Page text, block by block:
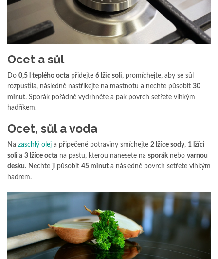
Ocet a sůl
Do 0,5 l teplého octa přidejte 6 lžic soli, promíchejte, aby se sůl
rozpustila, následně nastříkejte na mastnotu a nechte působit 30
minut. Sporák pořádně vydrhněte a pak povrch setřete vlhkým
hadříkem.
Ocet, sůl a voda
Na zaschlý olej a připečené potraviny smíchejte 2 lžíce sody, 1 lžíci
soli a 3 lžíce octa na pastu, kterou nanesete na sporák nebo varnou
desku. Nechte ji působit 45 minut a následně povrch setřete vlhkým
hadrem.